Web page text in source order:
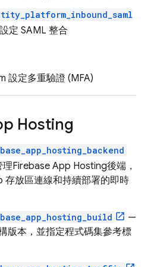
定 SAML 整合
設定多重驗證 (MFA)
Hosting
理Firebase App Hosting後端，
存放區連線和持續部署的即時
—
版本，並指定程式碼集參考標